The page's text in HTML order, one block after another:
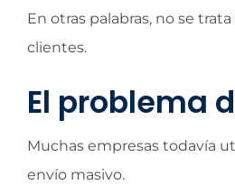
En otras palabras, no se
clientes.
El problema
Muchas empresas todavía
envío masivo.